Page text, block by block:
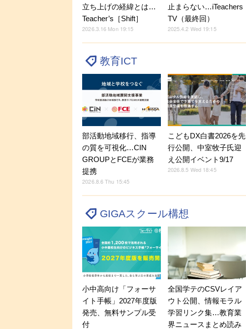
立ち上げの経緯とは…
Teacher’s［Shift］
2026.3.16 Mon 19:15
止まらない…iTeachers
TV（最終回）
2025.4.2 Wed 19:15
教育ICT
部活動地域移行、指導
の質を可視化…CIN
GROUPとFCEが業務
提携
2026.8.6 Thu 15:45
こどもDX白書2026を先
行公開、中室牧子氏迎
え公開イベント9/17
2026.8.5 Wed 18:45
GIGAスクール構想
小中高向け「フォーサ
イト手帳」2027年度版
発売、無料サンプル受
付
全国学テのCSVレイア
ウト公開、情報モラル
学習リンク集…教育業
界ニュースまとめ読み